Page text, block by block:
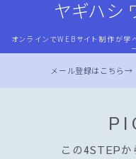
ヤギハシ
オンラインでWEBサイト制作が
MENU
メール登録はこちら→
この4STEPか